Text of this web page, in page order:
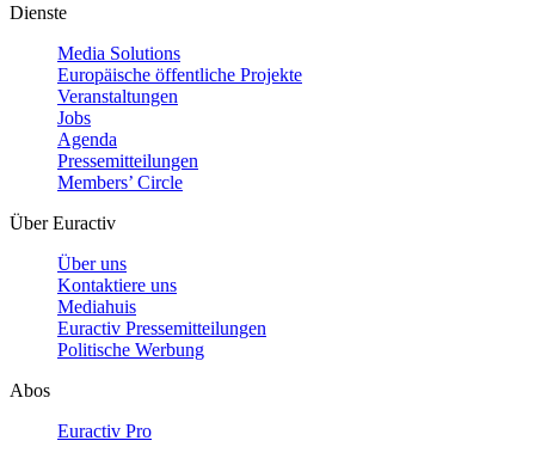
Dienste
Media Solutions
Europäische öffentliche Projekte
Veranstaltungen
Jobs
Agenda
Pressemitteilungen
Members’ Circle
Über Euractiv
Über uns
Kontaktiere uns
Mediahuis
Euractiv Pressemitteilungen
Politische Werbung
Abos
Euractiv Pro